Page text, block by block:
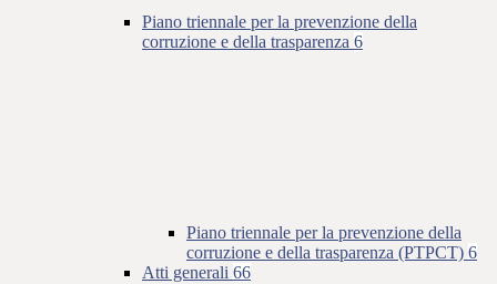
Piano triennale per la prevenzione della
corruzione e della trasparenza 6
Piano triennale per la prevenzione della
corruzione e della trasparenza (PTPCT) 6
Atti generali 66